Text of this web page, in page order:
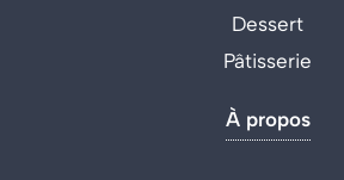
Dessert
Pâtisserie
À propos